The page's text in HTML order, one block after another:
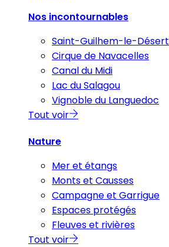
Nos incontournables
Saint-Guilhem-le-Désert
Cirque de Navacelles
Canal du Midi
Lac du Salagou
Vignoble du Languedoc
Tout voir
Nature
Mer et étangs
Monts et Causses
Campagne et Garrigue
Espaces protégés
Fleuves et rivières
Tout voir